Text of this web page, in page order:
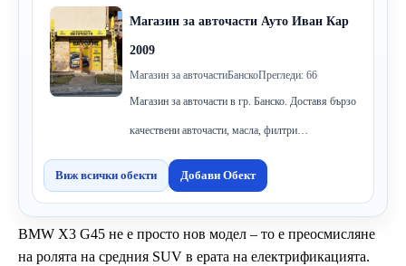
Магазин за авточасти Ауто Иван Кар
2009
Магазин за авточастиБанскоПрегледи: 66
Магазин за авточасти в гр. Банско. Доставя бързо
качествени авточасти, масла, филтри…
Виж всички обекти Добави Обект
BMW X3 G45 не е просто нов модел – то е преосмисляне
на ролята на средния SUV в ерата на електрификацията.